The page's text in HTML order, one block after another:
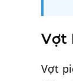
Vợt
Vợt